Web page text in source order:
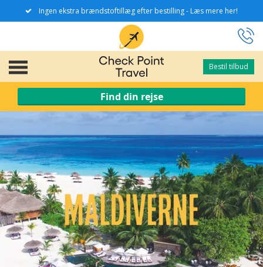
Ingen ekstra brændstoftillæg efter bestilling - Læs mere her!
Bestil tilbud
Bestil tilbud
Find din rejse